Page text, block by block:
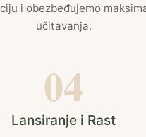
i obezbeđujemo
učitavanja.
04
Lansiranje i Rast